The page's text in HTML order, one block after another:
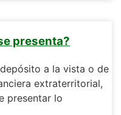
presenta?
a la vista o de
extraterritorial,
presentar lo